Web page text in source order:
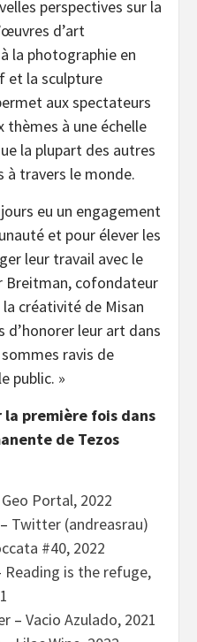
perspectives sur la
d’art
la photographie en
et la sculpture
aux spectateurs
thèmes à une échelle
la plupart des autres
travers le monde.
eu un engagement
et pour élever les
leur travail avec le
Breitman, cofondateur
la créativité de Misan
d’honorer leur art dans
ravis de
public. »
la première fois dans
de Tezos
Geo Portal, 2022
Twitter (andreasrau)
#40, 2022
Reading is the refuge,
– Vacio Azulado, 2021